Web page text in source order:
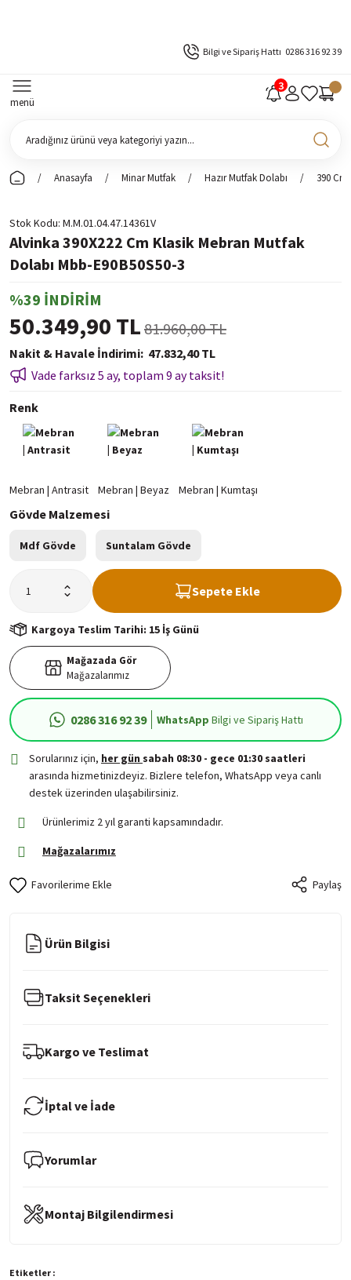
Bilgi ve Sipariş Hattı 0286 316 92 39
menü
Anasayfa Minar Mutfak Hazır Mutfak Dolabı 390 Cm
Stok Kodu M.M.01.04.47.14361V
Alvinka 390X222 Cm Klasik Mebran Mutfak
Dolabı Mbb-E90B50S50-3
%39 İNDİRİM
50.349,90 TL 81.960,00 TL
Nakit & Havale İndirimi 47.832,40 TL
Vade farksız 5 ay, toplam 9 ay taksit!
Renk
Gövde Malzemesi
Mdf Gövde Suntalam Gövde
Sepete Ekle
Kargoya Teslim Tarihi: 15 İş Günü
Mağazada Gör
Mağazalarımız
0286 316 92 39 WhatsApp Bilgi ve Sipariş Hattı
Sorularınız için, her gün sabah 08:30 - gece 01:30 saatleri
arasında hizmetinizdeyiz. Bizlere telefon, WhatsApp veya canlı
destek üzerinden ulaşabilirsiniz.
Ürünlerimiz 2 yıl garanti kapsamındadır.
Mağazalarımız
Paylaş
Ürün Bilgisi
Taksit Seçenekleri
Kargo ve Teslimat
İptal ve İade
Yorumlar
Montaj Bilgilendirmesi
Etiketler :